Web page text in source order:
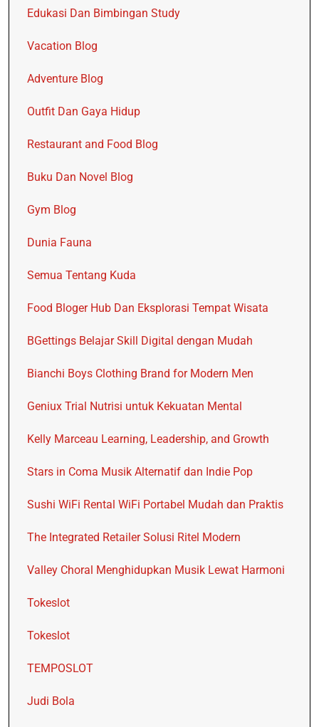
Edukasi Dan Bimbingan Study
Vacation Blog
Adventure Blog
Outfit Dan Gaya Hidup
Restaurant and Food Blog
Buku Dan Novel Blog
Gym Blog
Dunia Fauna
Semua Tentang Kuda
Food Bloger Hub Dan Eksplorasi Tempat Wisata
BGettings Belajar Skill Digital dengan Mudah
Bianchi Boys Clothing Brand for Modern Men
Geniux Trial Nutrisi untuk Kekuatan Mental
Kelly Marceau Learning, Leadership, and Growth
Stars in Coma Musik Alternatif dan Indie Pop
Sushi WiFi Rental WiFi Portabel Mudah dan Praktis
The Integrated Retailer Solusi Ritel Modern
Valley Choral Menghidupkan Musik Lewat Harmoni
Tokeslot
Tokeslot
TEMPOSLOT
Judi Bola